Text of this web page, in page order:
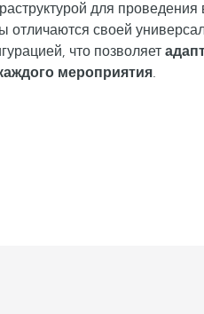
для проведения
отличаются своей
что позволяет
мероприятия.